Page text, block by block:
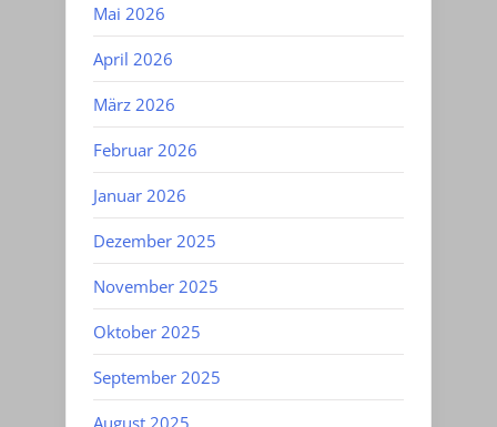
Mai 2026
April 2026
März 2026
Februar 2026
Januar 2026
Dezember 2025
November 2025
Oktober 2025
September 2025
August 2025